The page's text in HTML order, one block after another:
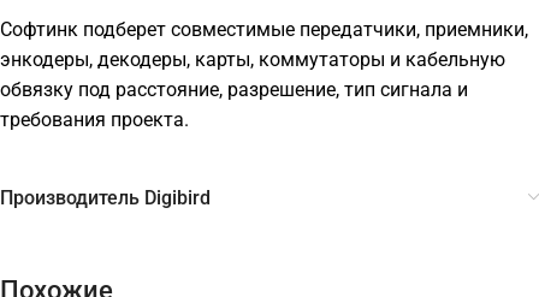
Софтинк подберет совместимые передатчики, приемники,
энкодеры, декодеры, карты, коммутаторы и кабельную
обвязку под расстояние, разрешение, тип сигнала и
требования проекта.
Производитель Digibird
Похожие